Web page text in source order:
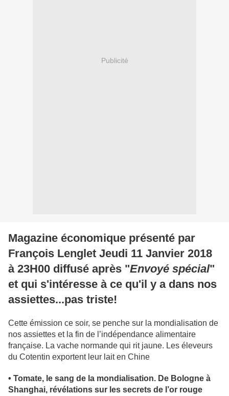
Publicité
Magazine économique présenté par
François Lenglet Jeudi 11 Janvier 2018
à 23H00 diffusé après "Envoyé spécial"
et qui s'intéresse à ce qu'il y a dans nos
assiettes...pas triste!
Cette émission ce soir, se penche sur la mondialisation de
nos assiettes et la fin de l’indépendance alimentaire
française. La vache normande qui rit jaune. Les éleveurs
du Cotentin exportent leur lait en Chine
• Tomate, le sang de la mondialisation. De Bologne à
Shanghai, révélations sur les secrets de l’or rouge